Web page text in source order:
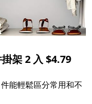
架 2 入 $4.79
能輕鬆區分常用和不